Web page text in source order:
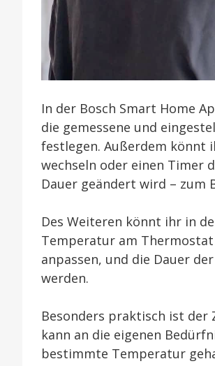
In der Bosch Smart Home
die gemessene und
festlegen. Außerdem könnt
wechseln oder einen Timer
Dauer geändert wird – zum
Des Weiteren könnt ihr in
Temperatur am
anpassen, und die Dauer
werden.
Besonders praktisch ist der
kann an die eigenen
bestimmte Temperatur